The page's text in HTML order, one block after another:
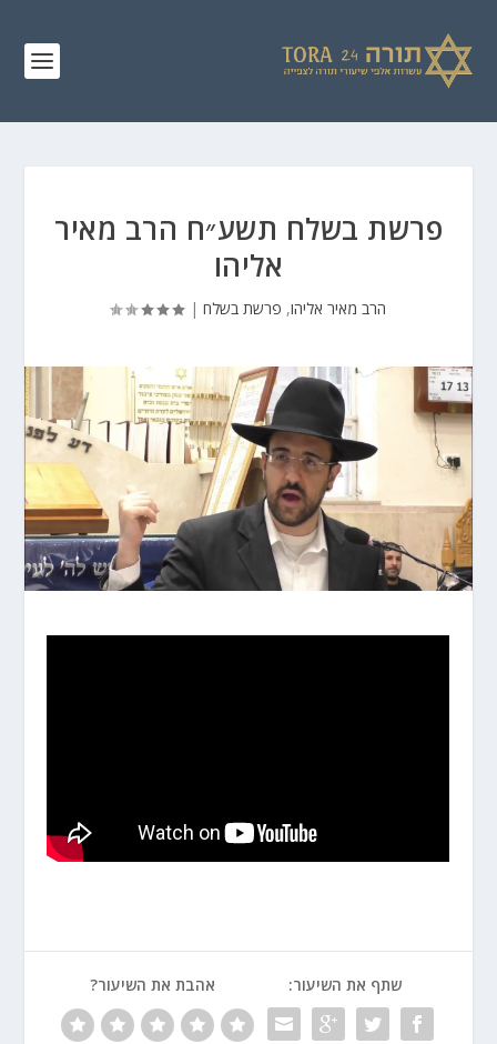
פרשת בשלח תשע״ח הרב מאיר
אליהו
הרב מאיר אליהו, פרשת בשלח |
שתף את השיעור: אהבת את השיעור?